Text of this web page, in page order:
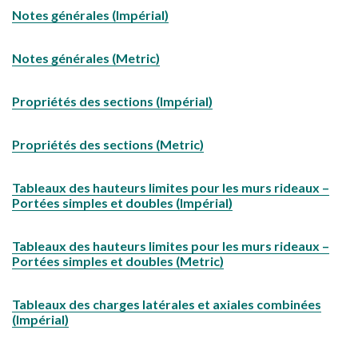
Notes générales (Impérial)
Notes générales (Metric)
Propriétés des sections (Impérial)
Propriétés des sections (Metric)
Tableaux des hauteurs limites pour les murs rideaux –
Portées simples et doubles (Impérial)
Tableaux des hauteurs limites pour les murs rideaux –
Portées simples et doubles (Metric)
Tableaux des charges latérales et axiales combinées
(Impérial)